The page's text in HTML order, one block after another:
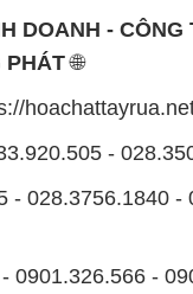
DOANH - CÔNG
PHÁT🌐
-
- 028.3756.1840 -
0901.326.566 -